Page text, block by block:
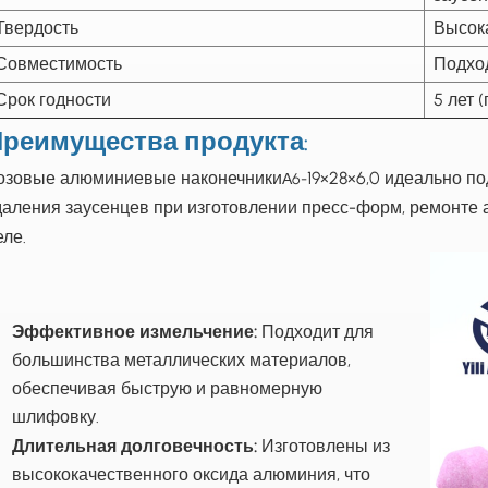
годности
5 лет
продукта:
алюминиевые наконечникиА6-19×28×6,0 идеально
заусенцев при изготовлении пресс-форм,
Эффективное измельчение: Подходит для
большинства металлических материалов,
обеспечивая быструю и равномерную
шлифовку.
Длительная долговечность: Изготовлены из
высококачественного оксида алюминия, что